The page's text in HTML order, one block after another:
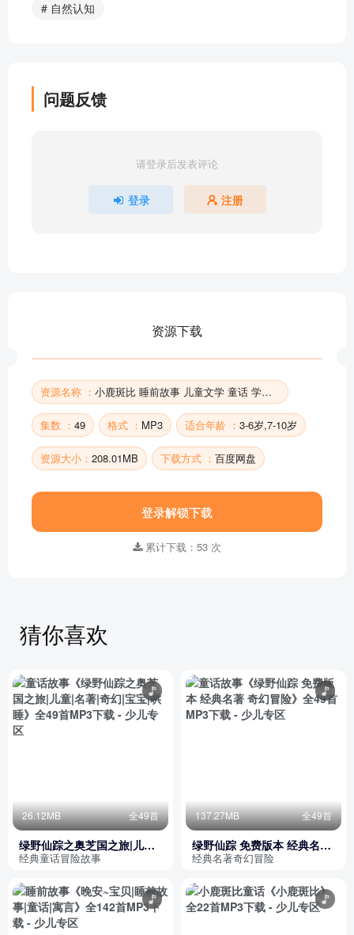
小鹿斑比 35 （第十五章 玛伦娜来了）
小鹿斑比 32 （第十三章 戈博回家）
小鹿斑比 31 （第十三章 戈博回家）
小鹿斑比 28（第十一章 恋上法丽纳）
小鹿斑比 27（第十一章 恋上法丽纳）
小鹿斑比 26 （第十章 美丽的鹿角）
小鹿斑比 20（第八章 可怕的第三只手）
部分目录展示 ▶ 下载后解锁 49 首完整音频
# 自然认知
问题反馈
请登录后发表评论
登录 注册
资源下载
资源名称 ： 小鹿斑比 睡前故事 儿童文学 童话 学前教育
集数 ： 49 格式 ： MP3 适合年龄 ： 3-6岁,7-10岁
资源大小： 208.01MB 下载方式 ： 百度网盘
登录解锁下载
累计下载：53 次
猜你喜欢
26.12MB 全49首
绿野仙踪之奥芝国之旅|儿童|
名著|奇幻|宝宝|哄睡
经典童话冒险故事
137.27MB 全49首
绿野仙踪 免费版本 经典名著
奇幻冒险
经典名著奇幻冒险